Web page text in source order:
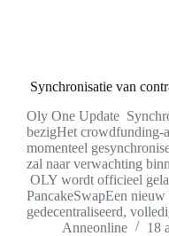
Synchronisatie van
Oly One Update
bezigHet crowdfunding-
momenteel
zal naar verwachting
OLY wordt officieel
PancakeSwapEen
gedecentraliseerd,
Anneonline
18